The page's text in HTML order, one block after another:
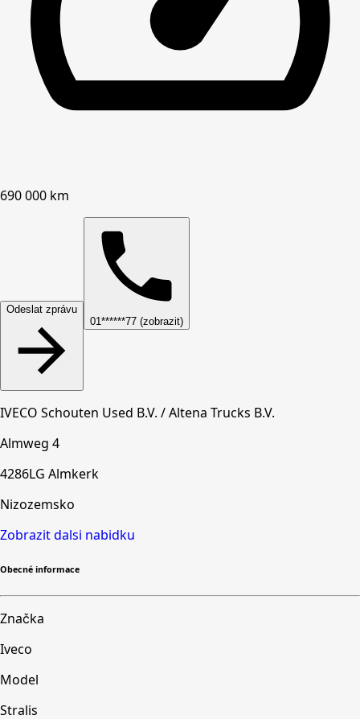
690 000 km
Odeslat zprávu
01******77 (zobrazit)
IVECO Schouten Used B.V. / Altena Trucks B.V.
Almweg 4
4286LG Almkerk
Nizozemsko
Zobrazit dalsi nabidku
Obecné informace
Značka
Iveco
Model
Stralis